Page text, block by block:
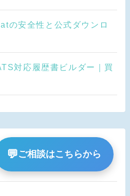
の安全性と公式ダウンロ
対応履歴書ビルダー｜買
💬ご相談はこちらから